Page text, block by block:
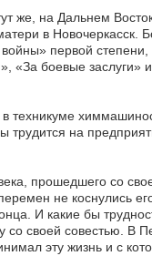
же, на Дальнем
в Новочеркасск.
первой
боевые заслуги»
техникуме
на
прошедшего со
не коснулись
И какие бы
со своей совестью. В
эту жизнь и с